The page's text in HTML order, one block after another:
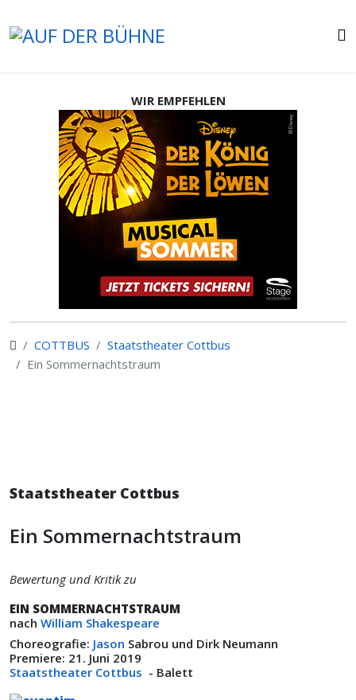
WIR EMPFEHLEN
COTTBUS
Staatstheater Cottbus
Ein Sommernachtstraum
Staatstheater Cottbus
Ein Sommernachtstraum
Bewertung und Kritik zu
EIN SOMMERNACHTSTRAUM
nach William Shakespeare
Choreografie: Jason Sabrou und Dirk Neumann
Premiere: 21. Juni 2019
Staatstheater Cottbus - Balett